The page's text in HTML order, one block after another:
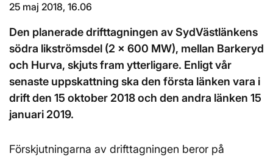
25 maj 2018, 16.06
Den planerade drifttagningen av SydVästlänkens
södra likströmsdel (2 x 600 MW), mellan Barkeryd
och Hurva, skjuts fram ytterligare. Enligt vår
senaste uppskattning ska den första länken vara i
drift den 15 oktober 2018 och den andra länken 15
januari 2019.
Förskjutningarna av drifttagningen beror på